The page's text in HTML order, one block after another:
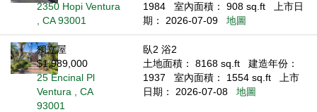
2350 Hopi Ventura
, CA 93001
1984
室內面積： 908 sq.ft
上市日
期： 2026-07-09
地圖
獨立屋
$1,989,000
25 Encinal Pl
Ventura , CA
93001
臥2 浴2
土地面積： 8168 sq.ft
建造年份：
1937
室內面積： 1554 sq.ft
上市
日期： 2026-07-08
地圖